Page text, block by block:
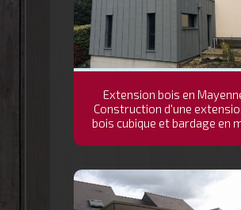
Extension bois en
Construction d'une
bois cubique et bardage en